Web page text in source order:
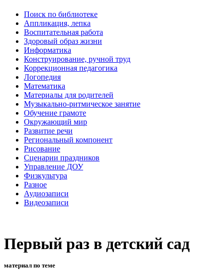
Поиск по библиотеке
Аппликация, лепка
Воспитательная работа
Здоровый образ жизни
Информатика
Конструирование, ручной труд
Коррекционная педагогика
Логопедия
Математика
Материалы для родителей
Музыкально-ритмическое занятие
Обучение грамоте
Окружающий мир
Развитие речи
Региональный компонент
Рисование
Сценарии праздников
Управление ДОУ
Физкультура
Разное
Аудиозаписи
Видеозаписи
Первый раз в детский сад
материал по теме